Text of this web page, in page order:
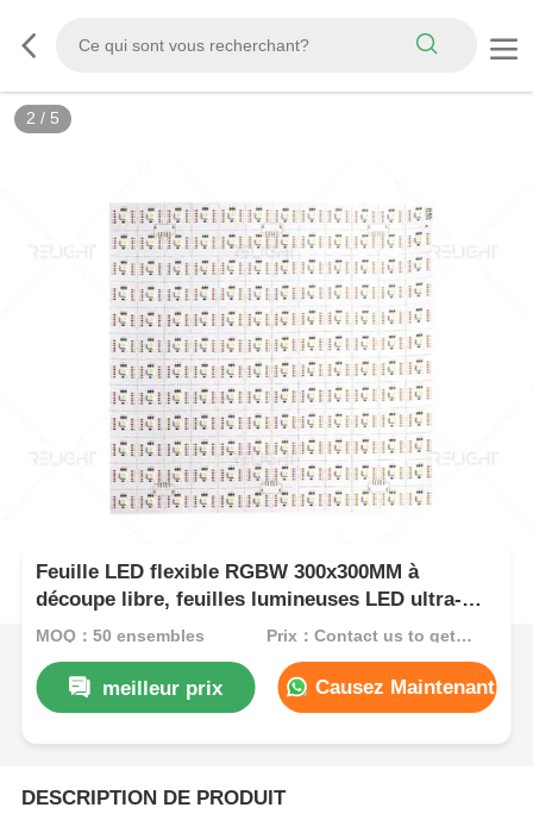
2 / 5
Feuille LED flexible RGBW 300x300MM à
découpe libre, feuilles lumineuses LED ultra-
fines
MOQ：50 ensembles Prix：Contact us to get best price
meilleur prix Causez Maintenant
DESCRIPTION DE PRODUIT